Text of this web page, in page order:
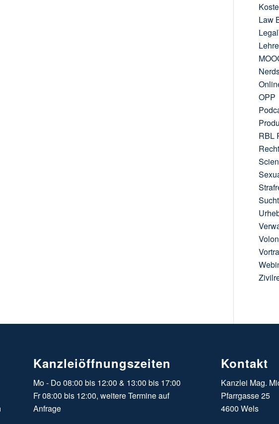
Law
Lehre
OPP
RBL
Kanzleiöffnungszeiten
Mo - Do 08:00 bis 12:00 & 13:00 bis 17:00
Fr 08:00 bis 12:00, weitere Termine auf
Anfrage
Kontakt
Kanzlei Mag.
Pfarrgasse 25
4600 Wels